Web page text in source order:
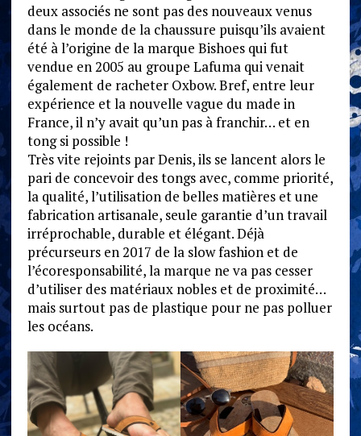
deux associés ne sont pas des nouveaux venus
dans le monde de la chaussure puisqu’ils avaient
été à l’origine de la marque Bishoes qui fut
vendue en 2005 au groupe Lafuma qui venait
également de racheter Oxbow. Bref, entre leur
expérience et la nouvelle vague du made in
France, il n’y avait qu’un pas à franchir… et en
tong si possible !
Très vite rejoints par Denis, ils se lancent alors le
pari de concevoir des tongs avec, comme priorité,
la qualité, l’utilisation de belles matières et une
fabrication artisanale, seule garantie d’un travail
irréprochable, durable et élégant. Déjà
précurseurs en 2017 de la slow fashion et de
l’écoresponsabilité, la marque ne va pas cesser
d’utiliser des matériaux nobles et de proximité…
mais surtout pas de plastique pour ne pas polluer
les océans.